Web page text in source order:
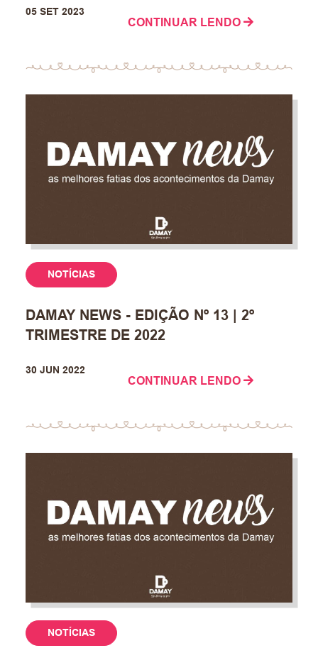
05 SET 2023
CONTINUAR LENDO
NOTÍCIAS
DAMAY NEWS - EDIÇÃO Nº 13 | 2º
TRIMESTRE DE 2022
30 JUN 2022
CONTINUAR LENDO
NOTÍCIAS